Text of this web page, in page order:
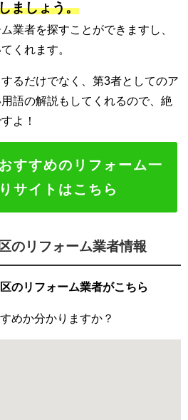
ましょう。
業者を探すことができますし、
くれます。
るだけでなく、第3者としてのア
語の解説もしてくれるので、絶
よ！
すすめのリフォーム一
サイトはこちら
のリフォーム業者情報
のリフォーム業者がこちら
めか分かりますか？